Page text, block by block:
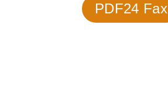
PDF24 Fax